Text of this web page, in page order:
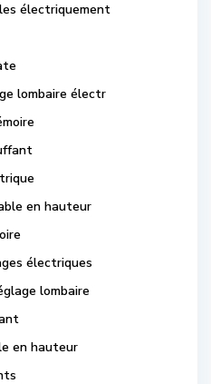
électriquement
lombaire électr
en hauteur
électriques
lombaire
en hauteur